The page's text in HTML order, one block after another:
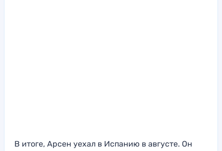
В итоге, Арсен уехал в Испанию в августе. Он